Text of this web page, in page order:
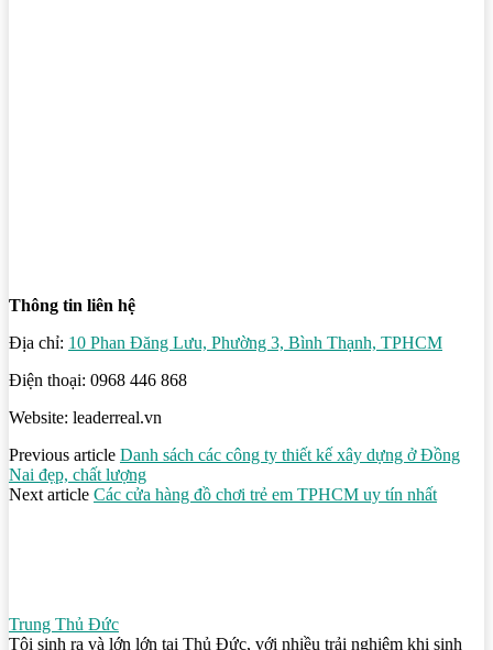
Thông tin liên hệ
Địa chỉ: 10 Phan Đăng Lưu, Phường 3, Bình Thạnh, TPHCM
Điện thoại: 0968 446 868
Website: leaderreal.vn
Previous article Danh sách các công ty thiết kế xây dựng ở Đồng
Nai đẹp, chất lượng
Next article Các cửa hàng đồ chơi trẻ em TPHCM uy tín nhất
Trung Thủ Đức
Tôi sinh ra và lớn lớn tại Thủ Đức, với nhiều trải nghiệm khi sinh